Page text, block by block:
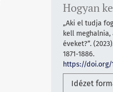
Hogyan
„Aki el tudja
kell
éveket?”.
1871-1886.
https://doi.org/
Idézet